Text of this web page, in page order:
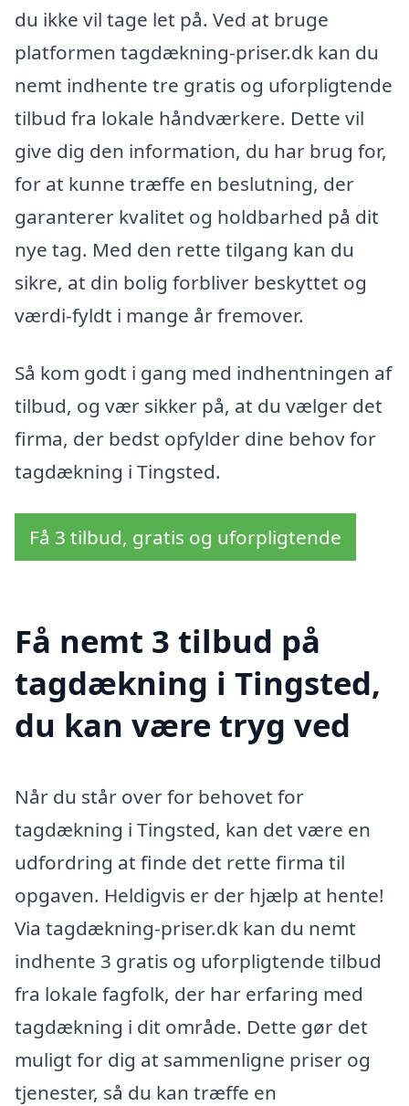
du ikke vil tage let på. Ved at bruge
platformen tagdækning-priser.dk kan du
nemt indhente tre gratis og uforpligtende
tilbud fra lokale håndværkere. Dette vil
give dig den information, du har brug for,
for at kunne træffe en beslutning, der
garanterer kvalitet og holdbarhed på dit
nye tag. Med den rette tilgang kan du
sikre, at din bolig forbliver beskyttet og
værdi-fyldt i mange år fremover.
Så kom godt i gang med indhentningen af
tilbud, og vær sikker på, at du vælger det
firma, der bedst opfylder dine behov for
tagdækning i Tingsted.
Få 3 tilbud, gratis og uforpligtende
Få nemt 3 tilbud på
tagdækning i Tingsted,
du kan være tryg ved
Når du står over for behovet for
tagdækning i Tingsted, kan det være en
udfordring at finde det rette firma til
opgaven. Heldigvis er der hjælp at hente!
Via tagdækning-priser.dk kan du nemt
indhente 3 gratis og uforpligtende tilbud
fra lokale fagfolk, der har erfaring med
tagdækning i dit område. Dette gør det
muligt for dig at sammenligne priser og
tjenester, så du kan træffe en